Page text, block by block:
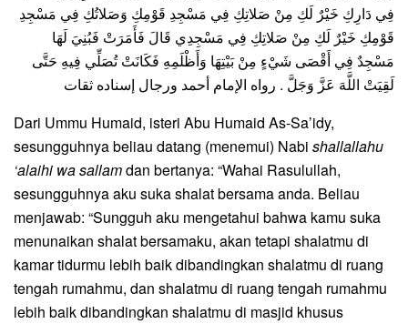
فِي دَارِكِ خَيْرٌ لَكِ مِنْ صَلاتِكِ فِي مَسْجِدِ قَوْمِكِ وَصَلاتُكِ فِي مَسْجِدِ
قَوْمِكِ خَيْرٌ لَكِ مِنْ صَلاتِكِ فِي مَسْجِدِي قَالَ فَأَمَرَتْ فَبُنِيَ لَهَا
مَسْجِدٌ فِي أَقْصَى شَيْءٍ مِنْ بَيْتِهَا وَأَظْلَمِهِ فَكَانَتْ تُصَلِّي فِيهِ حَتَّى
لَقِيَتْ اللَّهَ عَزَّ وَجَلَّ . رواه الإمام أحمد ورجال إسناده ثقات
Dari Ummu Humaid, isteri Abu Humaid As-Sa’idy,
sesungguhnya beliau datang (menemui) Nabi shallallahu
‘alaihi wa sallamdan bertanya: “Wahai Rasulullah,
sesungguhnya aku suka shalat bersama anda. Beliau
menjawab: “Sungguh aku mengetahui bahwa kamu suka
menunaikan shalat bersamaku, akan tetapi shalatmu di
kamar tidurmu lebih baik dibandingkan shalatmu di ruang
tengah rumahmu, dan shalatmu di ruang tengah rumahmu
lebih baik dibandingkan shalatmu di masjid khusus